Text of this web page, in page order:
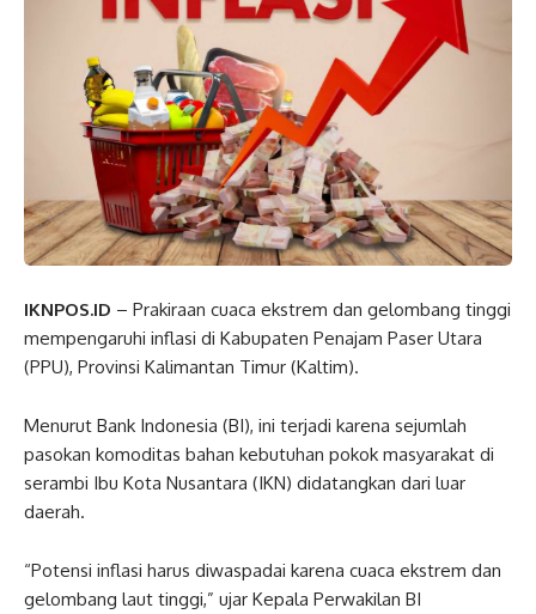
IKNPOS.ID – Prakiraan cuaca ekstrem dan gelombang tinggi
mempengaruhi inflasi di Kabupaten Penajam Paser Utara
(PPU), Provinsi Kalimantan Timur (Kaltim).
Menurut Bank Indonesia (BI), ini terjadi karena sejumlah
pasokan komoditas bahan kebutuhan pokok masyarakat di
serambi Ibu Kota Nusantara (IKN) didatangkan dari luar
daerah.
“Potensi inflasi harus diwaspadai karena cuaca ekstrem dan
gelombang laut tinggi,” ujar Kepala Perwakilan BI